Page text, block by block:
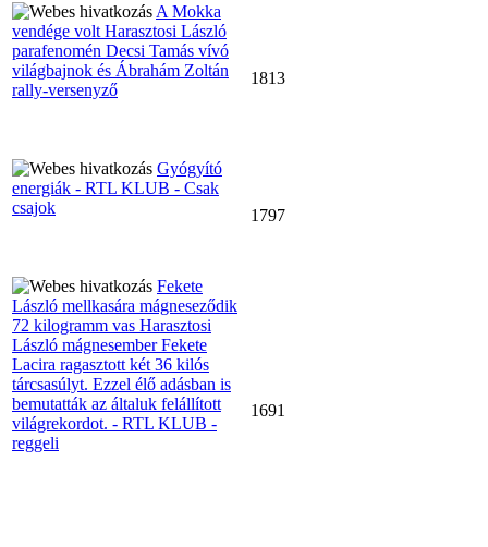
A Mokka
vendége volt Harasztosi László
parafenomén Decsi Tamás vívó
világbajnok és Ábrahám Zoltán
rally-versenyző
1813
Gyógyító
energiák - RTL KLUB - Csak
csajok
1797
Fekete
László mellkasára mágneseződik
72 kilogramm vas Harasztosi
László mágnesember Fekete
Lacira ragasztott két 36 kilós
tárcsasúlyt. Ezzel élő adásban is
bemutatták az általuk felállított
világrekordot. - RTL KLUB -
reggeli
1691